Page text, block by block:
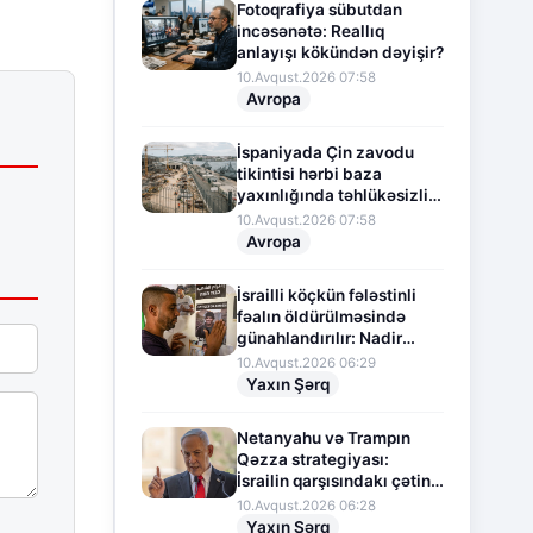
Fotoqrafiya sübutdan
incəsənətə: Reallıq
anlayışı kökündən dəyişir?
10.Avqust.2026 07:58
Avropa
İspaniyada Çin zavodu
tikintisi hərbi baza
yaxınlığında təhlükəsizlik
narahatlığına səbəb olub
10.Avqust.2026 07:58
Avropa
İsrailli köçkün fələstinli
fəalın öldürülməsində
günahlandırılır: Nadir
məhkəmə presedenti
10.Avqust.2026 06:29
Yaxın Şərq
Netanyahu və Trampın
Qəzza strategiyası:
İsrailin qarşısındakı çətin
seçim
10.Avqust.2026 06:28
Yaxın Şərq